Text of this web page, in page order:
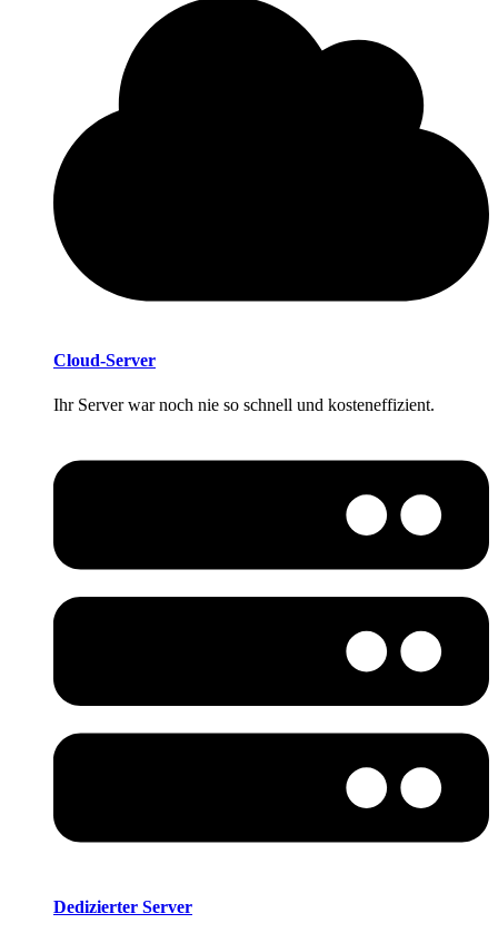
Cloud-Server
Ihr Server war noch nie so schnell und kosteneffizient.
Dedizierter Server